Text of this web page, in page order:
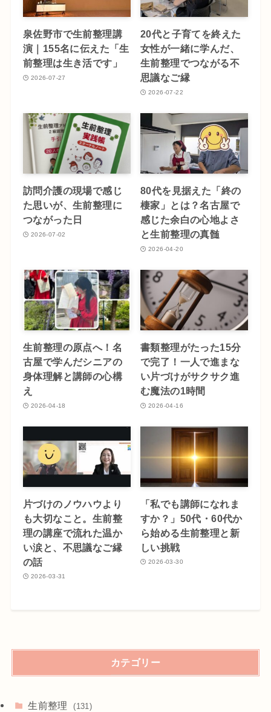
泉佐野市で生前整理講
演｜155名に伝えた「生
前整理は生き活です」
2026-07-27
20代と子育てを終えた
女性が一緒に学んだ、
生前整理でつながる不
思議なご縁
2026-07-22
訪問介護の現場で感じ
た思いが、生前整理に
つながった日
2026-07-02
80代を見据えた「終の
棲家」とは？名古屋で
感じた余白の心地よさ
と生前整理の真髄
2026-04-20
生前整理の原点へ！名
古屋で学んだシニアの
身体理解と講師の心構
え
2026-04-18
書類整理がたった15分
で完了！一人で進まな
い片づけがサクサク進
む魔法の1時間
2026-04-16
片づけのノウハウより
も大切なこと。生前整
理の講座で流れた温か
い涙と、不思議なご縁
の話
2026-03-31
「私でも講師になれま
すか？」50代・60代か
ら始める生前整理と新
しい挑戦
2026-03-30
カテゴリー
生前整理 (131)